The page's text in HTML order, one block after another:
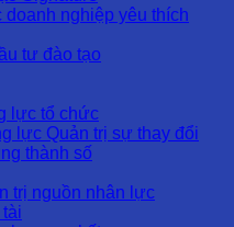
nghiệp yêu thích
tư đào tạo
lực tổ chức
lực Quản trị sự thay đổi
thành số
trị nguồn nhân lực